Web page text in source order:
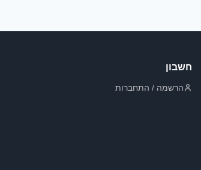
חשבון
הרשמה / התחברות